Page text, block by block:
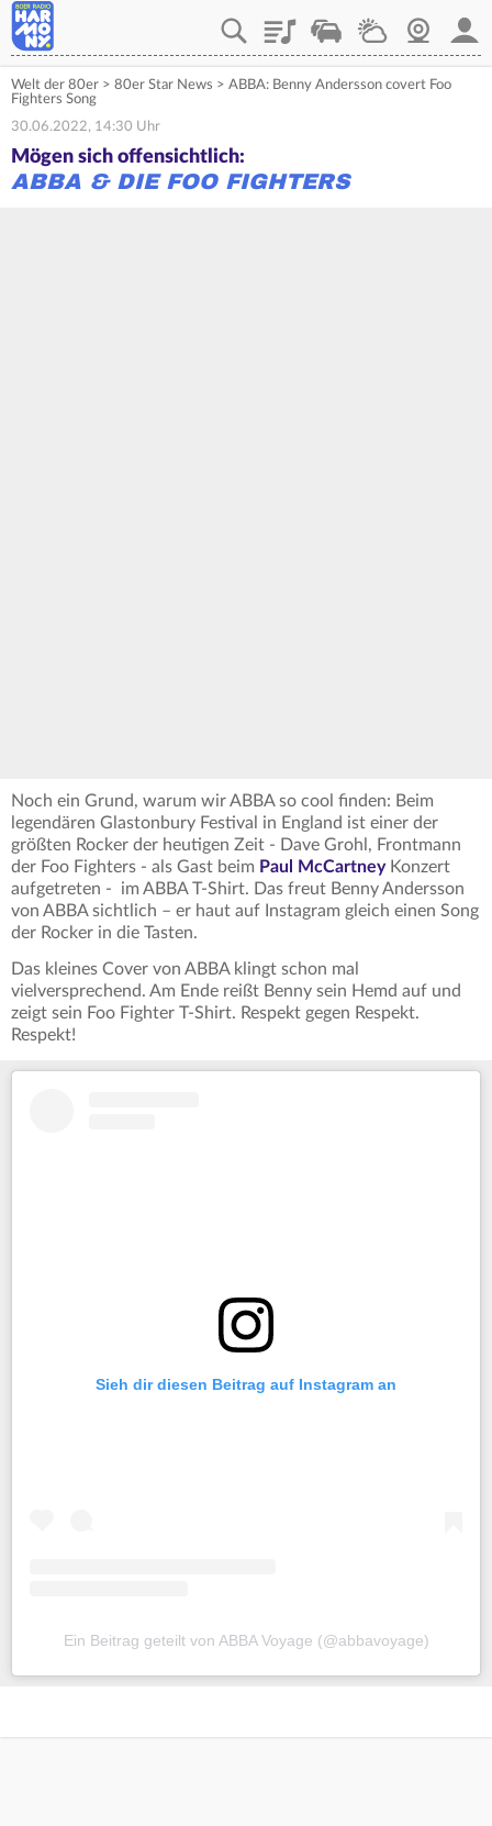
PlaylistVerkehrWetterWebcam
Welt der 80er > 80er Star News > ABBA: Benny Andersson covert Foo
Fighters Song
30.06.2022, 14:30 Uhr
Mögen sich offensichtlich:
ABBA & DIE FOO FIGHTERS
Noch ein Grund, warum wir ABBA so cool finden: Beim
legendären Glastonbury Festival in England ist einer der
größten Rocker der heutigen Zeit - Dave Grohl, Frontmann
der Foo Fighters - als Gast beim Paul McCartneyKonzert
aufgetreten - im ABBA T-Shirt. Das freut Benny Andersson
von ABBA sichtlich – er haut auf Instagram gleich einen Song
der Rocker in die Tasten.
Das kleines Cover von ABBA klingt schon mal
vielversprechend. Am Ende reißt Benny sein Hemd auf und
zeigt sein Foo Fighter T-Shirt. Respekt gegen Respekt.
Respekt!
Sieh dir diesen Beitrag auf Instagram an
Ein Beitrag geteilt von ABBA Voyage (@abbavoyage)